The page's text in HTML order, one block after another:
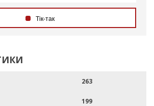
Тік-так
263
199